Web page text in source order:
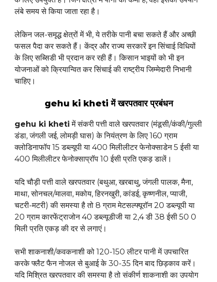
लंबे समय से किया जाता रहा है।
लेकिन जल-समृद्ध क्षेत्रों में भी, ये तरीके पानी बचा सकते हैं और अच्छी
फसल पैदा कर सकते हैं। केंद्र और राज्य सरकारें इन सिंचाई विधियों
के लिए सब्सिडी भी प्रदान कर रही हैं। किसान भाइयों को भी इन
योजनाओं को क्रियान्वित कर सिंचाई की राष्ट्रीय जिम्मेदारी निभानी
चाहिए।
gehu ki kheti में खरपतवार प्रबंधन
gehu ki kheti में संकरी पत्ती वाले खरपतवार (मंडूसी/कंकी/गुल्ली
डंडा, जंगली जई, लोमड़ी घास) के नियंत्रण के लिए 160 ग्राम
क्लोडिनाफॉप 15 डब्ल्यूपी या 400 मिलीलीटर फेनोक्साडेन 5 ईसी या
400 मिलीलीटर फेनोक्साप्रॉप 10 ईसी प्रति एकड़ डालें।
यदि चौड़ी पत्ती वाले खरपतवार (बथुआ, खरबाथु, जंगली पालक, मैना,
माथा, सोनचल/मालवा, मकोय, हिरनखुरी, कांडई, कृष्णनील, प्याजी,
चटरी-मटरी) की समस्या है तो 8 ग्राम मेटसल्फ्यूरॉन 20 डब्ल्यूपी या
20 ग्राम कारफेंट्राजोन 40 डब्ल्यूडीजी या 2,4 डी 38 ईसी 50 0
मिली प्रति एकड़ की दर से लगाएं।
सभी शाकनाशी/कवकनाशी को 120-150 लीटर पानी में उपचारित
करके फ्लैट फैन नोजल से बुआई के 30-35 दिन बाद छिड़काव करें।
यदि मिश्रित खरपतवार की समस्या है तो संकीर्ण शाकनाशी का उपयोग